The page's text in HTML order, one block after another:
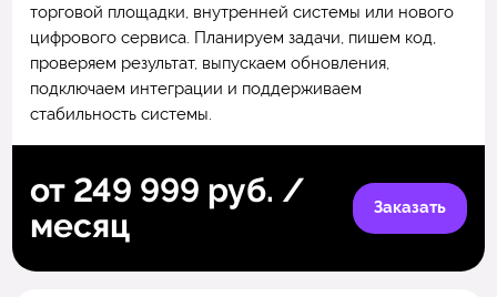
торговой площадки, внутренней системы или нового
цифрового сервиса. Планируем задачи, пишем код,
проверяем результат, выпускаем обновления,
подключаем интеграции и поддерживаем
стабильность системы.
от 249 999 руб. /
месяц
Заказать